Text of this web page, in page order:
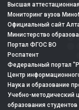
Высшая
Мониторинг вузов
Официальный сайт
Министерство
Портал ФГОС ВО
Роспатент
Федеральный портал
Центр
Наука и образование
Учебно-методический
образования